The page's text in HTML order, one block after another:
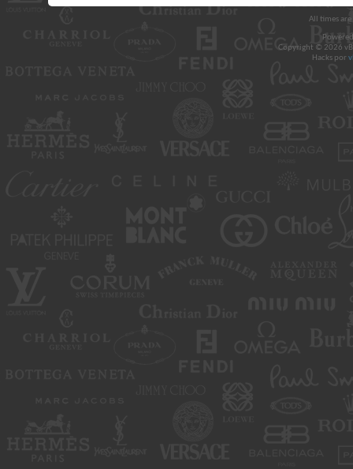
All times
Copyright © 2026
Hacks por